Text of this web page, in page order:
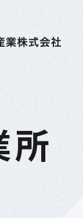
所